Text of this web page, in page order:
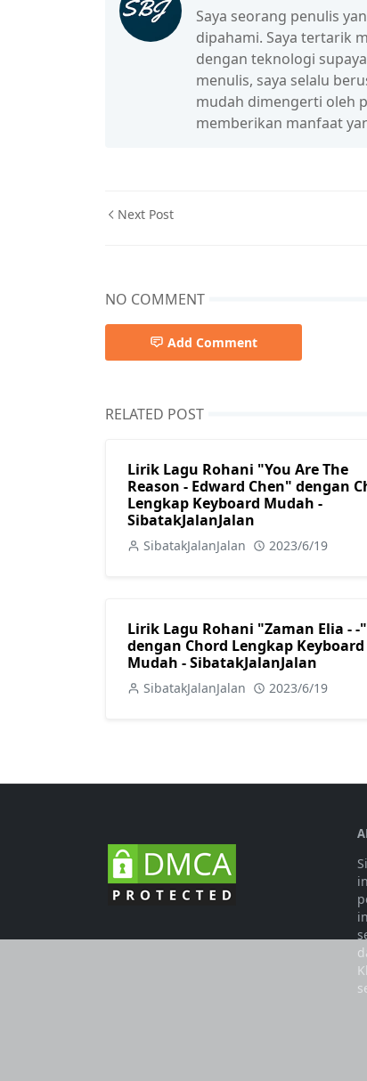
Saya seorang penulis
dipahami. Saya tertarik
dengan teknologi
menulis, saya selalu
mudah dimengerti oleh
memberikan manfaat
Next Post
NO COMMENT
Add Comment
RELATED POST
Lirik Lagu Rohani "You Are The
Reason - Edward Chen" dengan
Lengkap Keyboard Mudah -
SibatakJalanJalan
SibatakJalanJalan 2023/6/19
Lirik Lagu Rohani "Zaman Elia - -"
dengan Chord Lengkap Keyboard
Mudah - SibatakJalanJalan
SibatakJalanJalan 2023/6/19